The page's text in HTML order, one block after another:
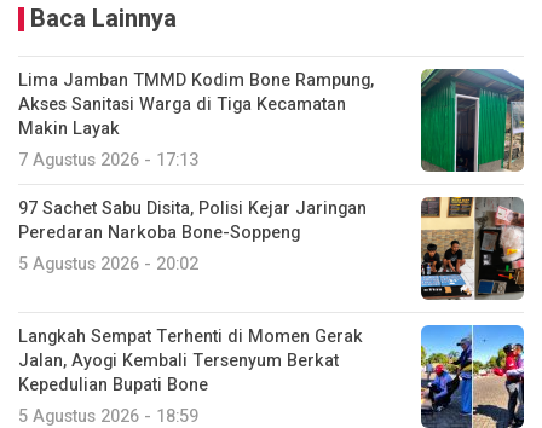
Baca Lainnya
Lima Jamban TMMD Kodim Bone Rampung,
Akses Sanitasi Warga di Tiga Kecamatan
Makin Layak
7 Agustus 2026 - 17:13
97 Sachet Sabu Disita, Polisi Kejar Jaringan
Peredaran Narkoba Bone-Soppeng
5 Agustus 2026 - 20:02
Langkah Sempat Terhenti di Momen Gerak
Jalan, Ayogi Kembali Tersenyum Berkat
Kepedulian Bupati Bone
5 Agustus 2026 - 18:59